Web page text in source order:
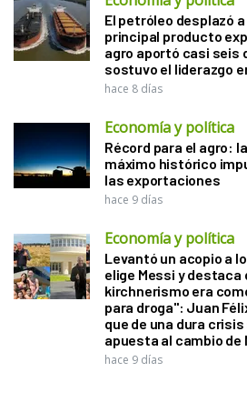
El petróleo desplazó
principal producto
agro aportó casi seis
sostuvo el liderazgo
hace 8 días
Economía y política
Récord para el agro:
máximo histórico
las exportaciones
hace 9 días
Economía y política
Levantó un acopio a
elige Messi y destaca
kirchnerismo era
para droga": Juan
que de una dura
apuesta al cambio de
hace 9 días